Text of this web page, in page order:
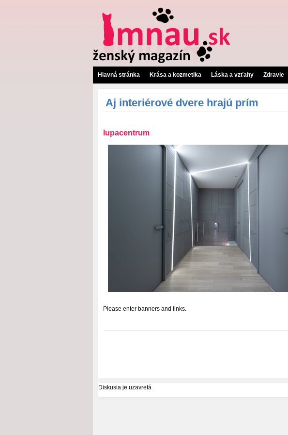
Hlavná stránka Krása a kozmetika Láska a vzťahy Zdravie
Aj interiérové dvere hrajú prím
lupacentrum
Please enter banners and links.
Diskusia je uzavretá